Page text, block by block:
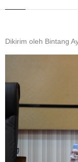
Dikirim oleh Bintang